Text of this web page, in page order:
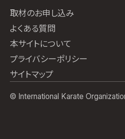
取材のお申し込み
よくある質問
本サイトについて
プライバシーポリシー
サイトマップ
© International Karate